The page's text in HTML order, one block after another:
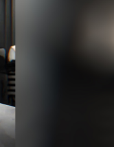
домой с
на улице